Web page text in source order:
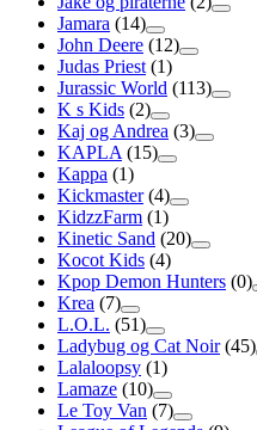
Jamara (14)
John Deere (12)
Judas Priest (1)
Jurassic World (113)
K s Kids (2)
Kaj og Andrea (3)
KAPLA (15)
Kappa (1)
Kickmaster (4)
KidzzFarm (1)
Kinetic Sand (20)
Kocot Kids (4)
Kpop Demon Hunters (0)
Krea (7)
L.O.L. (51)
Ladybug og Cat Noir (45)
Lalaloopsy (1)
Lamaze (10)
Le Toy Van (7)